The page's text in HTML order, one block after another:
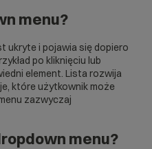
menu?
ukryte i pojawia się dopiero
po kliknięciu lub
element. Lista rozwija
które użytkownik może
zazwyczaj
menu?